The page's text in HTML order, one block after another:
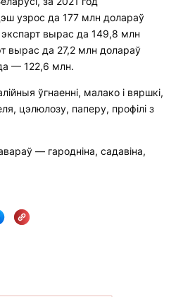
узрос да 177 млн долараў
экспарт вырас да 149,8 млн
вырас да 27,2 млн долараў
— 122,6 млн.
ўгнаенні, малако і вяршкі,
цэлюлозу, паперу, профілі з
— гародніна, садавіна,